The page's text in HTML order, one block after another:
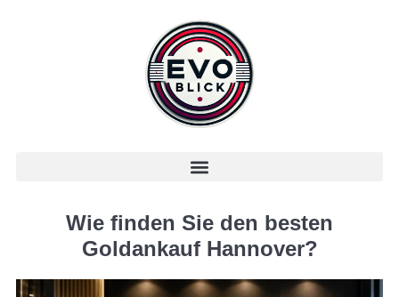
Wie finden Sie den besten
Goldankauf Hannover?